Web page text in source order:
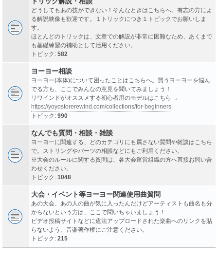
どうしてもあの技ができない！そんなときはこちらへ。有志の方によ
る解説映像も歓迎です。１トリックにつき１トピックでお願いしま
す。
ほとんどのトリックは、文章での解説が非常に困難なため、あくまで
も基礎練習の補助として活用ください。
トピック: 582
ヨーヨー相談
ヨーヨー(本体)について困ったことはこちらへ。買うヨーヨーを悩ん
でる方も、ここでみんなの意見を聞いてみましょう！
リワインドがオススメする初心者用のモデルはこちら →
https://yoyostorerewind.com/collections/for-beginners
トピック: 990
なんでも質問・相談・雑談
ヨーヨーに関連する、どのカテゴリにも属さない質問や雑談はこちら
で。ストリングやパーツの相談などにもご利用ください。
※大会のルールに関する質問は、各大会運営組織の方へ直接お問い合
わせください。
トピック: 1048
大会・イベント等ヨーヨー関連使用曲質問
あの大会、あの人の曲が気に入ったんだけどアーティストも曲名も分
からないという方は、ここで聞いちゃいましょう！
ビデオ投稿サイトなどに違法アップロードされた楽曲へのリンクを貼
らないよう、音楽著作権にご注意ください。
トピック: 215